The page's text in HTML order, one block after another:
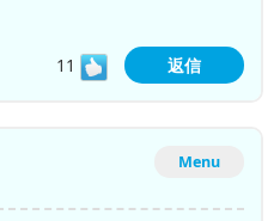
11
返信
Menu